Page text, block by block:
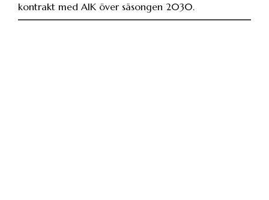
kontrakt med AIK över säsongen 2030.